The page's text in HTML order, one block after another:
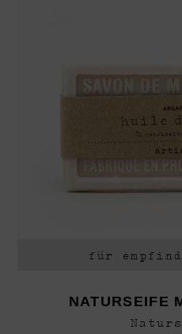
für
NATURSEIFE